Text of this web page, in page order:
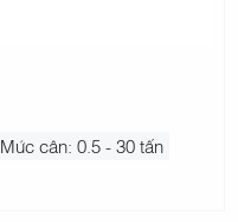
Mức cân: 0.5 - 30 tấn